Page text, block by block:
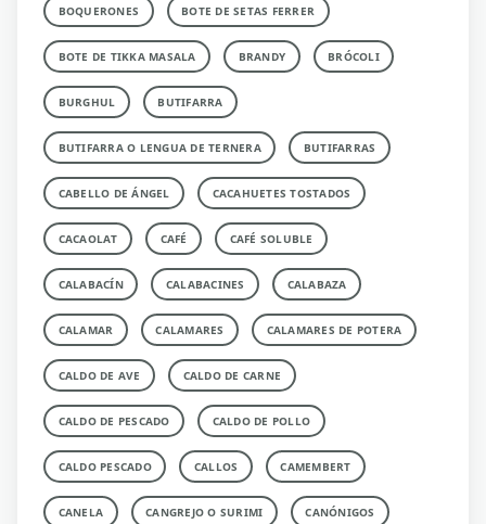
BOQUERONES BOTE DE SETAS FERRER
BOTE DE TIKKA MASALA BRANDY BRÓCOLI
BURGHUL BUTIFARRA
BUTIFARRA O LENGUA DE TERNERA BUTIFARRAS
CABELLO DE ÁNGEL CACAHUETES TOSTADOS
CACAOLAT CAFÉ CAFÉ SOLUBLE
CALABACÍN CALABACINES CALABAZA
CALAMAR CALAMARES CALAMARES DE POTERA
CALDO DE AVE CALDO DE CARNE
CALDO DE PESCADO CALDO DE POLLO
CALDO PESCADO CALLOS CAMEMBERT
CANELA CANGREJO O SURIMI CANÓNIGOS